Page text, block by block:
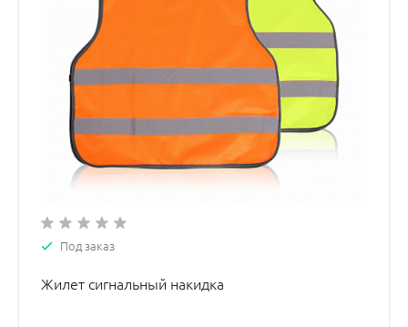
Под заказ
Жилет сигнальный накидка